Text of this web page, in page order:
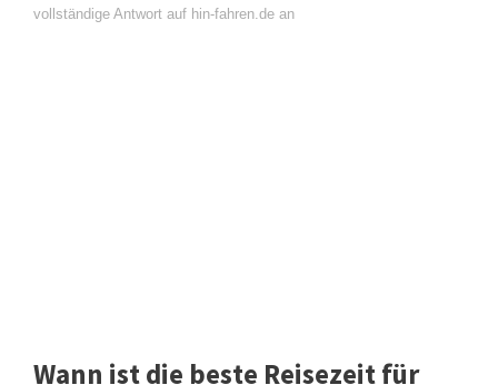
vollständige Antwort auf hin-fahren.de an
Wann ist die beste Reisezeit für